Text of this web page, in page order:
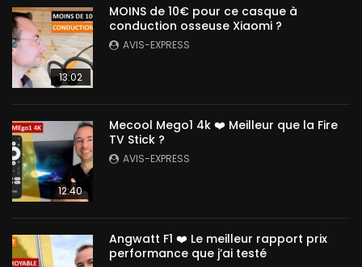
13:02
MOINS de 10€ pour ce casque à
conduction osseuse Xiaomi ?
AVIS-EXPRESS
12:40
Mecool Mego1 4k ❤️ Meilleur que la Fire
TV Stick ?
AVIS-EXPRESS
Angwatt F1 ❤️ Le meilleur rapport prix
performance que j’ai testé